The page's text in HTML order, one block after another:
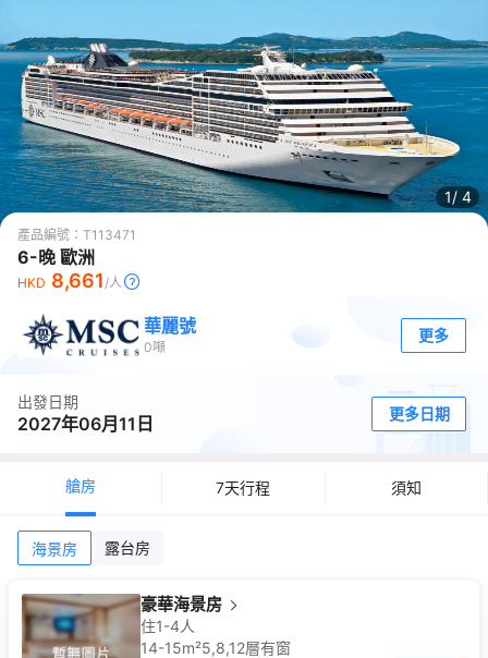
1/ 4
產品編號： T113471
6-晚 歐洲
HKD 8,661/人
華麗號
0噸
更多
出發日期
2027年06月11日 更多日期
艙房 7天行程 須知
海景房 露台房
豪華海景房
住1-4人
14-15m²5,8,12層有窗